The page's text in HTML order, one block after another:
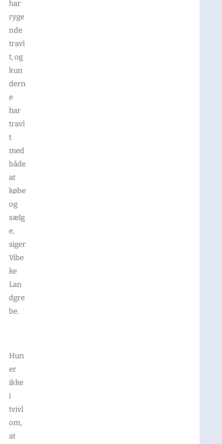
har
ryge
nde
travl
t, og
kun
dern
e
har
travl
t
med
både
at
købe
og
sælg
e,
siger
Vibe
ke
Lan
dgre
be.
Hun
er
ikke
i
tvivl
om,
at